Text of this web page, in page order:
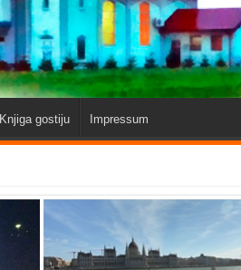
Knjiga gostiju Impressum